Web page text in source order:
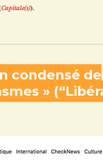
Capitale(s)).
condensé de
»